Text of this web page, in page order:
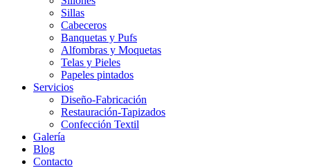
Sillas
Cabeceros
Banquetas y Pufs
Alfombras y Moquetas
Telas y Pieles
Papeles pintados
Servicios
Diseño-Fabricación
Restauración-Tapizados
Confección Textil
Galería
Blog
Contacto